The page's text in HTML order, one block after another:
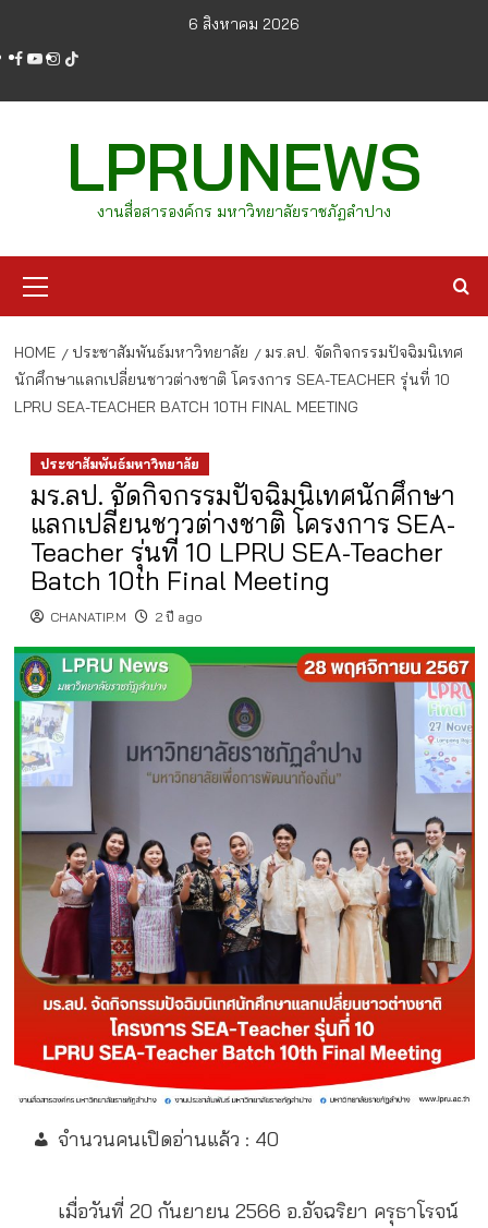
content
6 สิงหาคม 2026
facebook
youtube
instagram
tiktok
LPRUNEWS
งานสื่อสารองค์กร มหาวิทยาลัยราชภัฏลำปาง
Menu
HOME ประชาสัมพันธ์มหาวิทยาลัย
มร.ลป. จัดกิจกรรมปัจฉิมนิเทศ
นักศึกษาแลกเปลี่ยนชาวต่างชาติ โครงการ SEA-TEACHER รุ่นที่ 10
LPRU SEA-TEACHER BATCH 10TH FINAL MEETING
ประชาสัมพันธ์มหาวิทยาลัย
มร.ลป. จัดกิจกรรมปัจฉิมนิเทศนักศึกษา
แลกเปลี่ยนชาวต่างชาติ โครงการ SEA-
Teacher รุ่นที่ 10 LPRU SEA-Teacher
Batch 10th Final Meeting
CHANATIP.M 2 ปี ago
จำนวนคนเปิดอ่านแล้ว : 40
เมื่อวันที่ 20 กันยายน 2566 อ.อัจฉริยา ครุธาโรจน์